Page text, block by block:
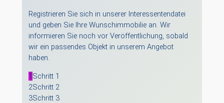
Registrieren Sie sich in unserer Interessentendatei
und geben Sie Ihre Wunschimmobilie an. Wir
informieren Sie noch vor Veröffentlichung, sobald
wir ein passendes Objekt in unserem Angebot
haben.
1 Schritt 1
2Schritt 2
3Schritt 3